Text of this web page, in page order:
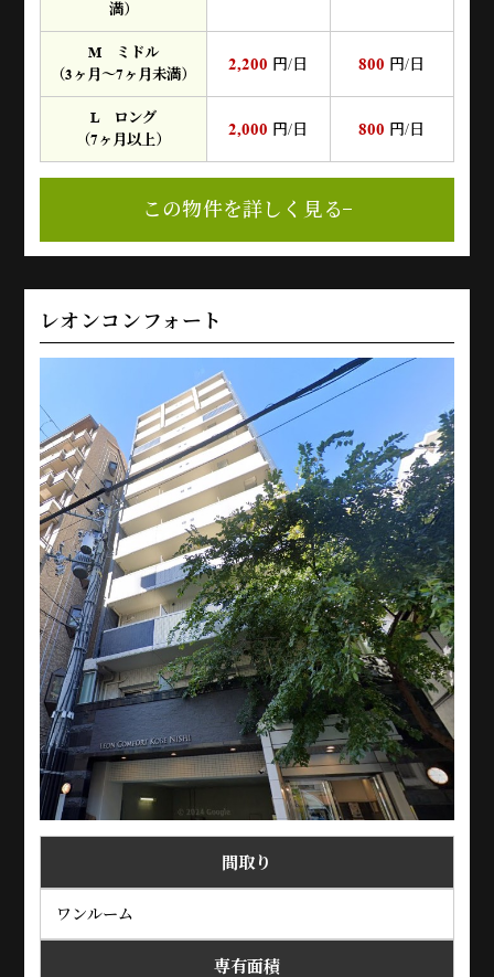
満）
M ミドル
（3ヶ月～7ヶ月未満）
2,200 円/日 800 円/日
L ロング
（7ヶ月以上）
2,000 円/日 800 円/日
この物件を詳しく見る
レオンコンフォート
間取り
ワンルーム
専有面積